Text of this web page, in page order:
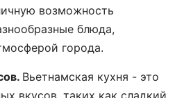
возможность
блюда,
города.
Вьетнамская кухня - это